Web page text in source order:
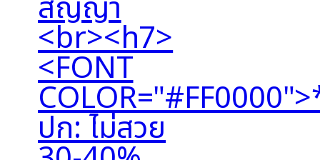
สัญญา
<br><h7>
<FONT
ปก: ไม่สวย